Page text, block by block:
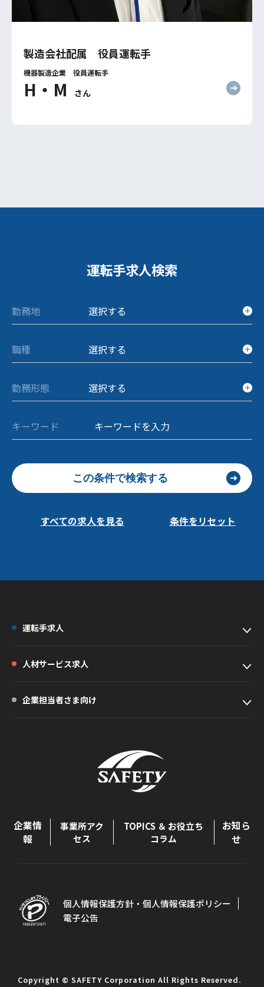
製造会社配属 役員運転手
機器製造企業 役員運転手
H・M さん
運転手求人検索
勤務地 選択する
職種 選択する
勤務形態 選択する
キーワード
この条件で検索する
すべての求人を見る 条件をリセット
運転手求人
人材サービス求人
企業担当者さま向け
企業情
報
事業所アク
セス
TOPICS ＆ お役立ち
コラム
お知ら
せ
個人情報保護方針・個人情報保護ポリシー
電子公告
Copyright © SAFETY Corporation All Rights Reserved.